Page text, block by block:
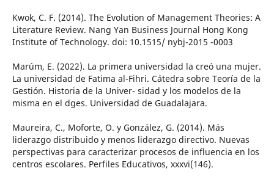
Kwok, C. F. (2014). The Evolution of Management Theories: A
Literature Review. Nang Yan Business Journal Hong Kong
Institute of Technology. doi: 10.1515/ nybj-2015 -0003
Marúm, E. (2022). La primera universidad la creó una mujer.
La universidad de Fatima al-Fihri. Cátedra sobre Teoría de la
Gestión. Historia de la Univer- sidad y los modelos de la
misma en el dges. Universidad de Guadalajara.
Maureira, C., Moforte, O. y González, G. (2014). Más
liderazgo distribuido y menos liderazgo directivo. Nuevas
perspectivas para caracterizar procesos de influencia en los
centros escolares. Perfiles Educativos, xxxvi(146).